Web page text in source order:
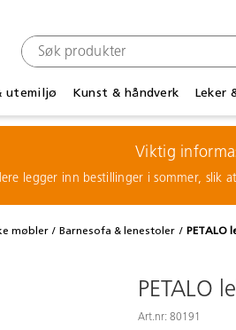
utemiljø Kunst & håndverk Leker
Viktig
legger inn bestillinger i sommer,
møbler Barnesofa & lenestoler PETALO
PETALO
Art.nr: 80191